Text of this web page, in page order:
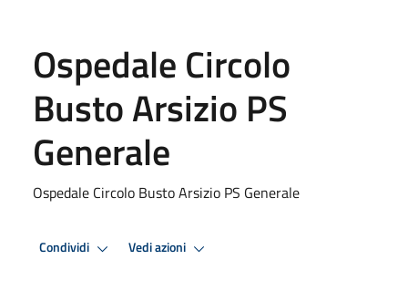
Ospedale Circolo
Busto Arsizio PS
Generale
Ospedale Circolo Busto Arsizio PS Generale
Condividi Vedi azioni